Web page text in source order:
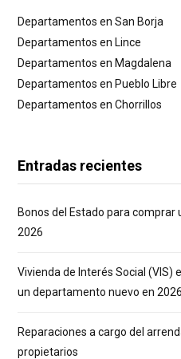
Departamentos en San Borja
Departamentos en Lince
Departamentos en Magdalena
Departamentos en Pueblo Libre
Departamentos en Chorrillos
Entradas recientes
Bonos del Estado para
2026
Vivienda de Interés Social (VIS)
un departamento nuevo en 2026
Reparaciones a cargo del
propietarios